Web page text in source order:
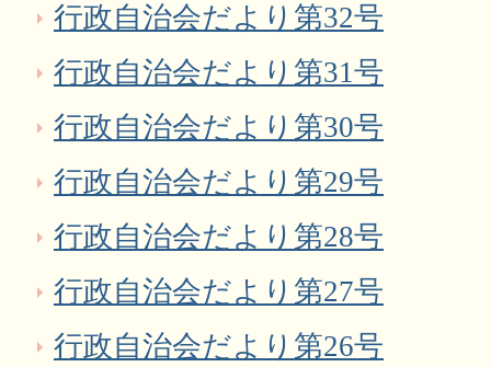
行政自治会だより第32号
行政自治会だより第31号
行政自治会だより第30号
行政自治会だより第29号
行政自治会だより第28号
行政自治会だより第27号
行政自治会だより第26号